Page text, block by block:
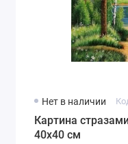
Нет в наличии
Картина
40х40 см